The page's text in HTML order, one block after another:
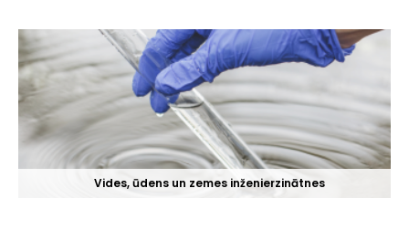
Vides, ūdens un zemes inženierzinātnes